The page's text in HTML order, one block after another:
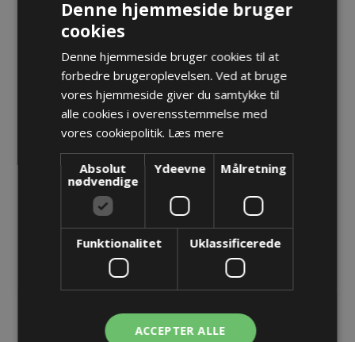
grå
90° Metrisk gevind, M40x1,5 - NW36, grå, IP66
Varenr.: SVWD-M406GT.20
Producent: PMA - ABB Schweitzerland Ltd
Opret konto for at se priser
Denne hjemmeside bruger
cookies
Denne hjemmeside bruger cookies til at
forbedre brugeroplevelsen. Ved at bruge
vores hjemmeside giver du samtykke til
alle cookies i overensstemmelse med
vores cookiepolitik. Læs mere
Absolut
nødvendige
Ydeevne Målretning
Funktionalitet Uklassificerede
ACCEPTER ALLE